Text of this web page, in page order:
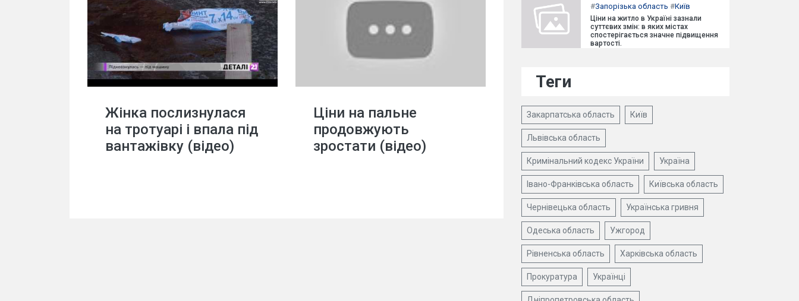
Жінка послизнулася
на тротуарі і впала під
вантажівку (відео)
Ціни на пальне
продовжують
зростати (відео)
#Запорізька область #Київ
Ціни на житло в Україні зазнали
суттєвих змін: в яких містах
спостерігається значне підвищення
вартості.
Теги
Закарпатська область Київ
Львівська область
Кримінальний кодекс України Україна
Івано-Франківська область Київська область
Чернівецька область Українська гривня
Одеська область Ужгород
Рівненська область Харківська область
Прокуратура Українці